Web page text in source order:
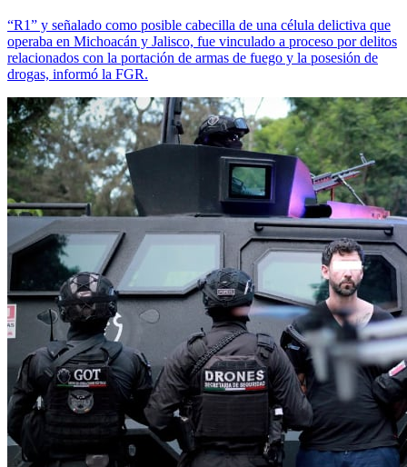
“R1” y señalado como posible cabecilla de una célula delictiva que
operaba en Michoacán y Jalisco, fue vinculado a proceso por delitos
relacionados con la portación de armas de fuego y la posesión de
drogas, informó la FGR.